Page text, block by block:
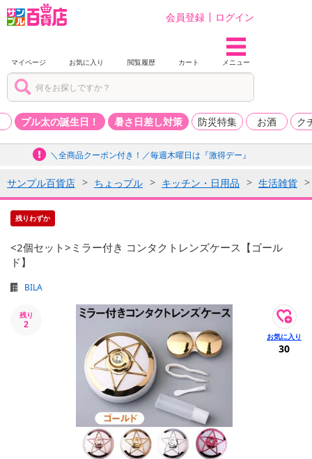
会員登録 ログイン
マイページ お気に入り 閲覧履歴 カート メニュー
プル太の誕生日！ 暑さ日差し対策 防災特集 お酒 ク
＼全商品クーポン付き！／毎週木曜日は『激得デー』
サンプル百貨店 ちょっプル キッチン・日用品 生活雑貨
残りわずか
<2個セット>ミラー付き コンタクトレンズケース【ゴール
ド】
BILA
残り
2
30